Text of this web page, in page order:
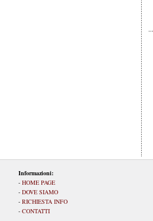
Informazioni:
- HOME PAGE
- DOVE SIAMO
- RICHIESTA INFO
- CONTATTI